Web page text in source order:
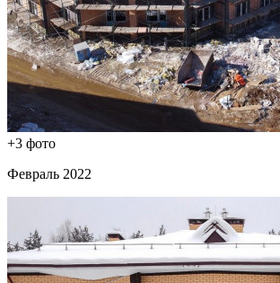
+3 фото
Февраль 2022